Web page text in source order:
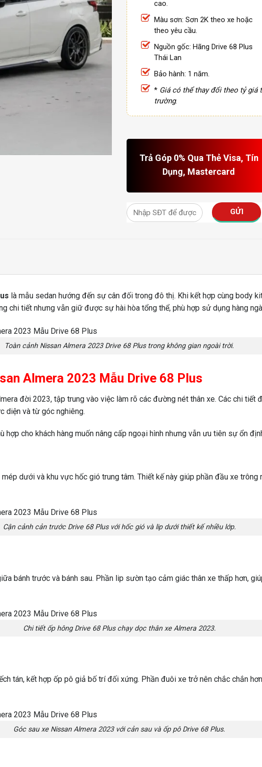
cao.
Màu sơn: Sơn 2K theo xe hoặc
theo yêu cầu.
Nguồn gốc: Hãng Drive 68 Plus
Thái Lan
Bảo hành: 1 năm.
* Giá có thể thay đổi theo tỷ giá
trường.
Trả Góp 0% Qua Thẻ Visa, Tín
Dụng, Mastercard
là mẫu sedan hướng đến sự cân đối trong đô thị. Khi kết hợp cùng body
chi tiết nhưng vẫn giữ được sự hài hòa tổng thể, phù hợp sử dụng hàng
Toàn cảnh Nissan Almera 2023 Drive 68 Plus trong không gian ngoài trời.
Almera 2023 Mẫu Drive 68 Plus
đời 2023, tập trung vào việc làm rõ các đường nét thân xe. Các chi
diện và từ góc nghiêng.
hợp cho khách hàng muốn nâng cấp ngoại hình nhưng vẫn ưu tiên sự ổn
dưới và khu vực hốc gió trung tâm. Thiết kế này giúp phần đầu xe
Cận cảnh cản trước Drive 68 Plus với hốc gió và lip dưới thiết kế nhiều lớp.
bánh trước và bánh sau. Phần lip sườn tạo cảm giác thân xe thấp hơn,
Chi tiết ốp hông Drive 68 Plus chạy dọc thân xe Almera 2023.
tán, kết hợp ốp pô giả bố trí đối xứng. Phần đuôi xe trở nên chắc chắn
Góc sau xe Nissan Almera 2023 với cản sau và ốp pô Drive 68 Plus.